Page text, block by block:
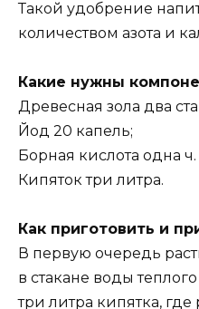
Такой удобрение
количеством азота и
Какие нужны
Древесная зола два
Йод 20 капель;
Борная кислота одна ч.
Кипяток три литра.
Как приготовить и
В первую очередь
в стакане воды
три литра кипятка,